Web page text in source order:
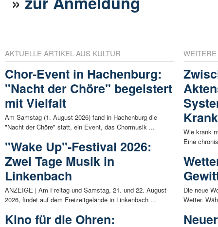
AKTUELLE ARTIKEL AUS KULTUR
Chor-Event in Hachenburg:
"Nacht der Chöre" begeistert
mit Vielfalt
Am Samstag (1. August 2026) fand in Hachenburg die
"Nacht der Chöre" statt, ein Event, das Chormusik ...
"Wake Up"-Festival 2026:
Zwei Tage Musik in
Linkenbach
ANZEIGE | Am Freitag und Samstag, 21. und 22. August
2026, findet auf dem Freizeitgelände in Linkenbach ...
Kino für die Ohren:
Wie krank
Eine
Die neue
Wetter.